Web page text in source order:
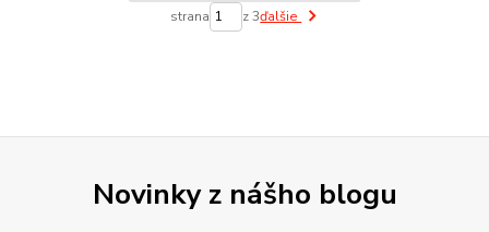
strana z 3ďalšie
Novinky z nášho blogu